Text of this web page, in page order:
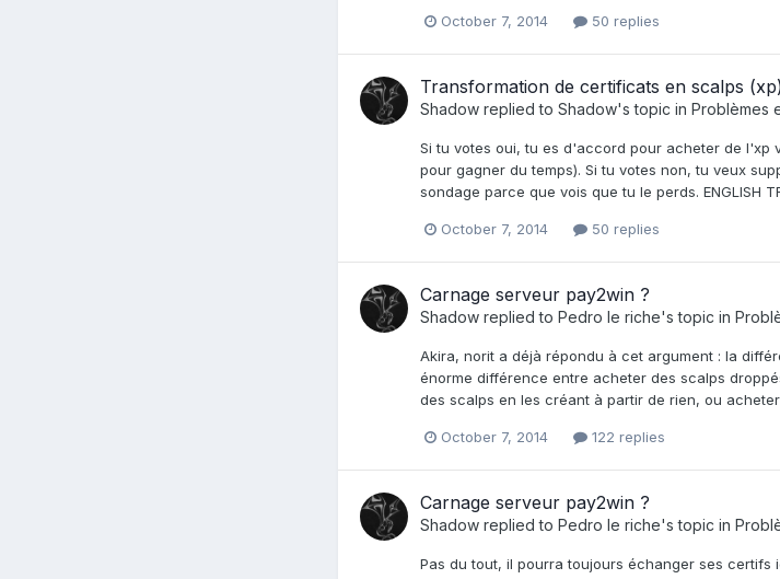
October 7, 2014 50 replies
Transformation de certificats en scalps
Shadow replied to Shadow's topic in Problèmes
Si tu votes oui, tu es d'accord pour acheter de l'xp
pour gagner du temps). Si tu votes non, tu veux
sondage parce que vois que tu le perds. ENGLISH
October 7, 2014 50 replies
Carnage serveur pay2win ?
Shadow replied to Pedro le riche's topic in
Akira, norit a déjà répondu à cet argument : la
énorme différence entre acheter des scalps
des scalps en les créant à partir de rien, ou
October 7, 2014 122 replies
Carnage serveur pay2win ?
Shadow replied to Pedro le riche's topic in
Pas du tout, il pourra toujours échanger ses